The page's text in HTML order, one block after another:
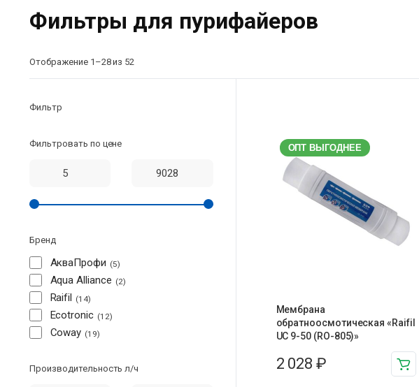
Фильтры для пурифайеров
Отображение 1–28 из 52
ОПТ ВЫГОДНЕЕ
Мембрана
обратноосмотическая «Raifil
UC 9-50 (RO-805)»
2 028₽
Фильтр
Фильтровать по цене
Бренд
АкваПрофи 5
Aqua Alliance 2
Raifil 14
Ecotronic 12
Coway 19
Производительность л/ч